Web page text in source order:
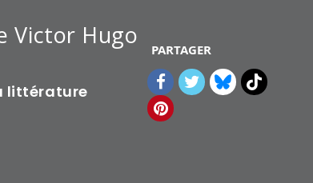
Victor Hugo
littérature
PARTAGER